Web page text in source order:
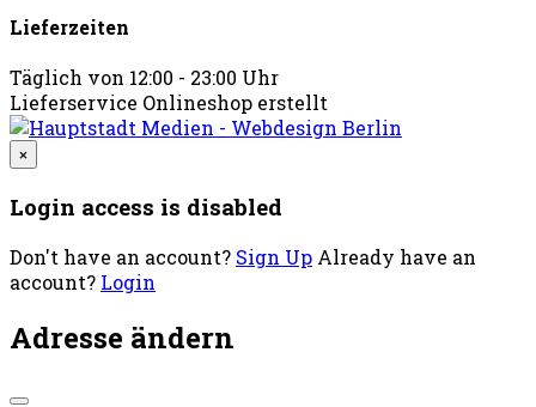
Lieferzeiten
Täglich von 12:00 - 23:00 Uhr
Lieferservice Onlineshop erstellt
×
Login access is disabled
Don't have an account? Sign Up Already have an
account? Login
Adresse ändern